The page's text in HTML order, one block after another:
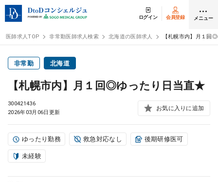
ログイン 会員登録 メニュー
医師求人
常勤検索
非常勤検索
スポット検索 アルバイト
医師求人TOP 非常勤医師求人検索 北海道の医師求人 【札幌市内】月１回
非常勤 北海道
【札幌市内】月１回◎ゆったり日当直★
300421436
2026年03月06日更新
お気に入りに追加
ゆったり勤務 救急対応なし 後期研修医可
未経験